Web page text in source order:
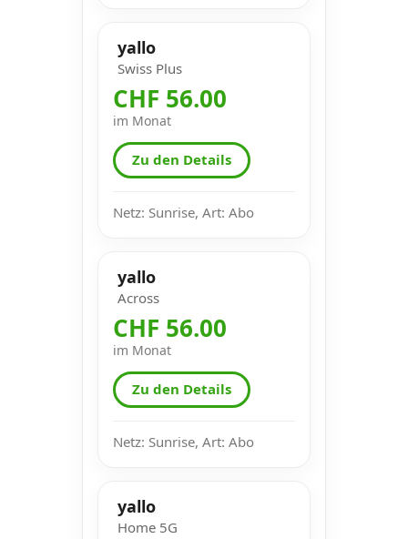
yallo
Swiss Plus
CHF 56.00
im Monat
Zu den Details
Netz: Sunrise, Art: Abo
yallo
Across
CHF 56.00
im Monat
Zu den Details
Netz: Sunrise, Art: Abo
yallo
Home 5G